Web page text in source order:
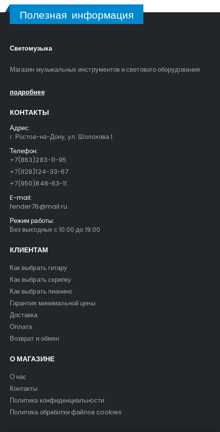
Полезная информация
Светомузыка
Магазин музыкальных инструментов и светового оборудования
подробнее
КОНТАКТЫ
Адрес:
г. Ростов-на-Дону, ул. Шолохова 1
Телефон:
+7(863)283-11-95
+7(928)124-33-67
+7(950)848-63-11
E-mail:
fender76@mail.ru
Режим работы:
Без выходных с 10:00 до 19:00
КЛИЕНТАМ
Как выбрать гитару
Как выбрать скрипку
Как выбрать пианино
Гарантия минимальной цены
Доставка
Оплата
Возврат и обмен
О МАГАЗИНЕ
О нас
Контакты
Политика конфиденциальности
Политика обработки файлов cookies